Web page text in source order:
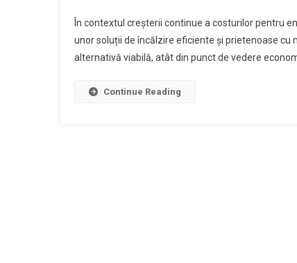
În contextul creșterii continue a costurilor pentru
unor soluții de încălzire eficiente și prietenoase cu
alternativă viabilă, atât din punct de vedere
Continue Reading